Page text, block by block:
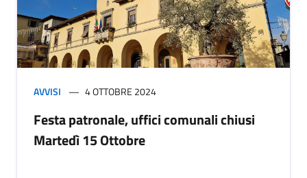
AVVISI 4 OTTOBRE 2024
Festa patronale, uffici comunali chiusi
Martedì 15 Ottobre